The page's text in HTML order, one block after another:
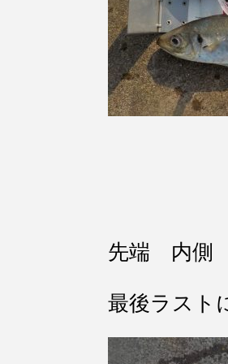
先端 内側
最後ラスト